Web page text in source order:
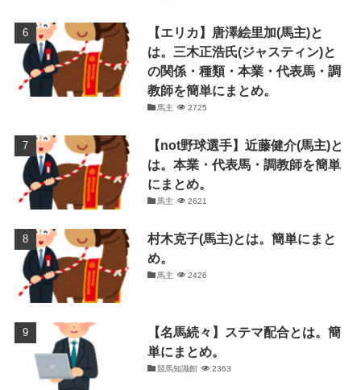
【エリカ】唐澤絵里加(馬主)と
は。三木正浩氏(ジャスティン)と
の関係・種類・本業・代表馬・調
教師を簡単にまとめ。
馬主 2725
【not野球選手】近藤健介(馬主)と
は。本業・代表馬・調教師を簡単
にまとめ。
馬主 2621
村木克子(馬主)とは。簡単にまと
め。
馬主 2426
【名馬続々】ステマ配合とは。簡
単にまとめ。
競馬知識館 2363